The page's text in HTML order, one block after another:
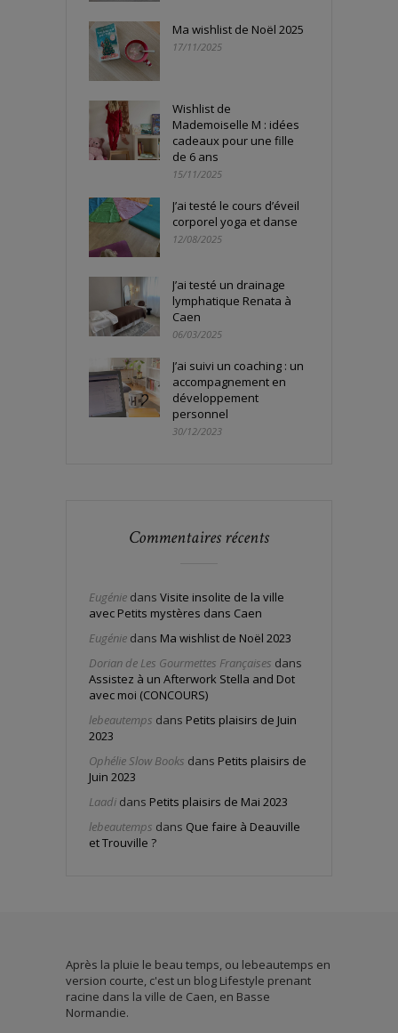
Ma wishlist de Noël 2025
17/11/2025
Wishlist de
Mademoiselle M : idées
cadeaux pour une fille
de 6 ans
15/11/2025
J’ai testé le cours d’éveil
corporel yoga et danse
12/08/2025
J’ai testé un drainage
lymphatique Renata à
Caen
06/03/2025
J’ai suivi un coaching : un
accompagnement en
développement
personnel
30/12/2023
Commentaires récents
Eugénie dans Visite insolite de la ville
avec Petits mystères dans Caen
Eugénie dans Ma wishlist de Noël 2023
Dorian de Les Gourmettes Françaises dans
Assistez à un Afterwork Stella and Dot
avec moi (CONCOURS)
lebeautemps dans Petits plaisirs de Juin
2023
Ophélie Slow Books dans Petits plaisirs de
Juin 2023
Laadi dans Petits plaisirs de Mai 2023
lebeautemps dans Que faire à Deauville
et Trouville ?
Après la pluie le beau temps, ou lebeautemps en
version courte, c'est un blog Lifestyle prenant
racine dans la ville de Caen, en Basse
Normandie.